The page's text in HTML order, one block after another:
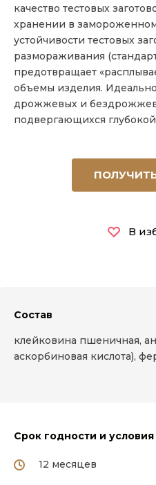
качество тестовых
хранении в
устойчивости тестовых
размораживания
предотвращает
объемы изделия.
дрожжевых и
подвергающихся
В
Состав
клейковина пшеничная,
аскорбиновая кислота),
Срок годности и
12 месяцев